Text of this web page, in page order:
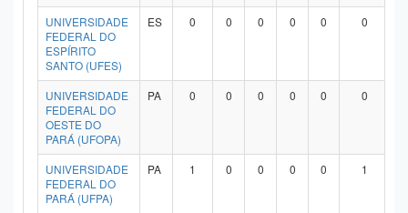
UNIVERSIDADE
FEDERAL DO
ESPÍRITO
SANTO (UFES)
ES 0 0 0 0 0 0
UNIVERSIDADE
FEDERAL DO
OESTE DO
PARÁ (UFOPA)
PA 0 0 0 0 0 0
UNIVERSIDADE
FEDERAL DO
PARÁ (UFPA)
PA 1 0 0 0 0 1